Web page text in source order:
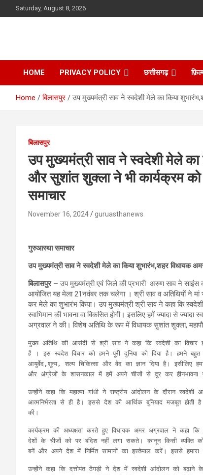
to
Saturday, August 8, 2026
HOME PRIVACY POLICY छत्तीसगढ़
Home बिलासपुर उप मुख्यमंत्री साव ने स्वदेशी मेले का किया
बिलासपुर
उप मुख्यमंत्री साव ने स्वदेशी मेले
और सुशांत शुक्ला ने भी कार्यक्रम
समाचार
November 16, 2024 guruasthanews
गुरुआस्था समाचार
उप मुख्यमंत्री साव ने स्वदेशी मेले का किया शुभारंभ,शहर विधायक
बिलासपुर – उप मुख्यमंत्री एवं जिले की प्रभारी अरुण साव ने
आयोजित यह मेला 21नवंबर तक चलेगा । श्री साव व अतिथियों ने मां
कर मेले का शुभारंभ किया। उप मुख्यमंत्री श्री साव ने कहा कि
स्वाभिमान की भावना वा विकसित होगी। इसलिए हमें ज्यादा से
अग्रवाल ने की। विशेष अतिथि के रूप में विधायक सुशांत शुक्ला,
मुख्य अतिथि की आसंदी से श्री साव ने कहा कि स्वदेशी का
हैं । इस स्वदेश विचार को हमने पूरी दुनिया को दिया है। हमने
आयुर्वेद,शून्य, शल्य चिकित्सा और वेद का ज्ञान दिया है। इसीलिए
और अंग्रेजों के शासनकाल में हमें अपने चीजों से दूर कर हीनभावना
उन्होंने कहा कि महात्मा गांधी ने राष्ट्रीय आंदोलन के दौरान
आत्मनिर्भरता से ही है। इससे देश की आर्थिक बुनियाद मजबूत
की।
कार्यक्रम की अध्यक्षता करते हुए विधायक अमर अग्रवाल ने
देशों के चीजों को पर बंदिश नहीं लगा सकते। कानून किसी व्यक्ति
बनें और अपने देश में निर्मित सामानों का इस्तेमाल करें। इससे
उन्होंने कहा कि दत्तोपंत ठेंगड़ी ने देश में स्वदेशी आंदोलन को बढ़ाने